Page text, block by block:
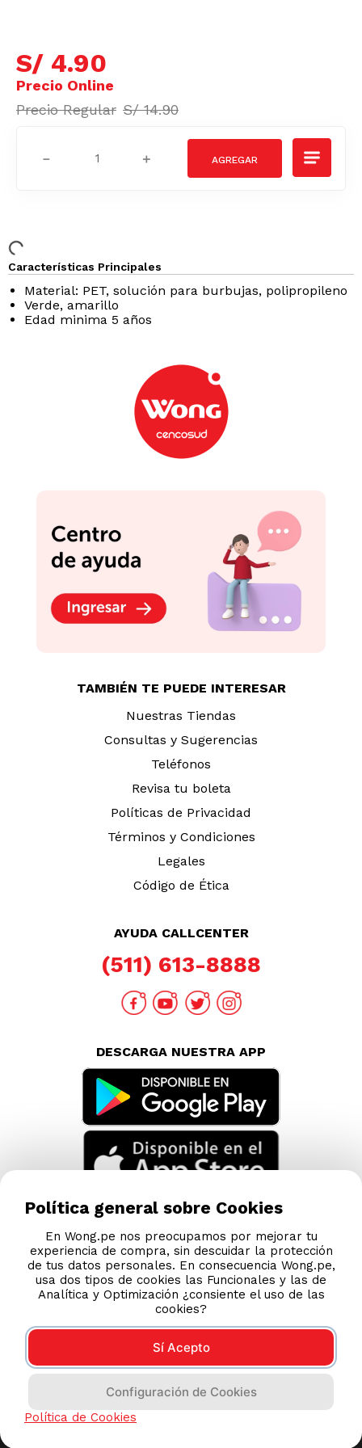
S/ 4.90
S/ 14.90
＋
－
Características Principales
Material: PET, solución para burbujas, polipropileno
Verde, amarillo
Edad minima 5 años
TAMBIÉN TE PUEDE INTERESAR
Nuestras Tiendas
Consultas y Sugerencias
Teléfonos
Revisa tu boleta
Políticas de Privacidad
Términos y Condiciones
Legales
Código de Ética
AYUDA CALLCENTER
(511) 613-8888
DESCARGA NUESTRA APP
Esta tienda usa Niubiz para realizar transacciones
Política general sobre Cookies
En Wong.pe nos preocupamos por mejorar tu
experiencia de compra, sin descuidar la protección
de tus datos personales. En consecuencia Wong.pe,
usa dos tipos de cookies las Funcionales y las de
Analítica y Optimización ¿consiente el uso de las
cookies?
Sí Acepto
Configuración de Cookies
Política de Cookies